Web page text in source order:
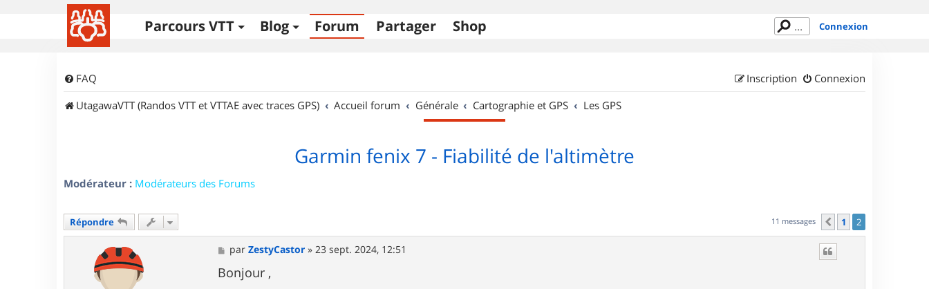
Parcours VTT Blog Forum Partager Shop Connexion
FAQ Connexion
Inscription
UtagawaVTT (Randos VTT et VTTAE avec traces GPS)
Accueil forum Générale Cartographie et GPS Les GPS
Garmin fenix 7 - Fiabilité de l'altimètre
Modérateur : Modérateurs des Forums
Répondre 11 messages Précédent
1 2
M
e
s
s
parZestyCastor »23 sept. 2024, 12:51
Bonjour ,